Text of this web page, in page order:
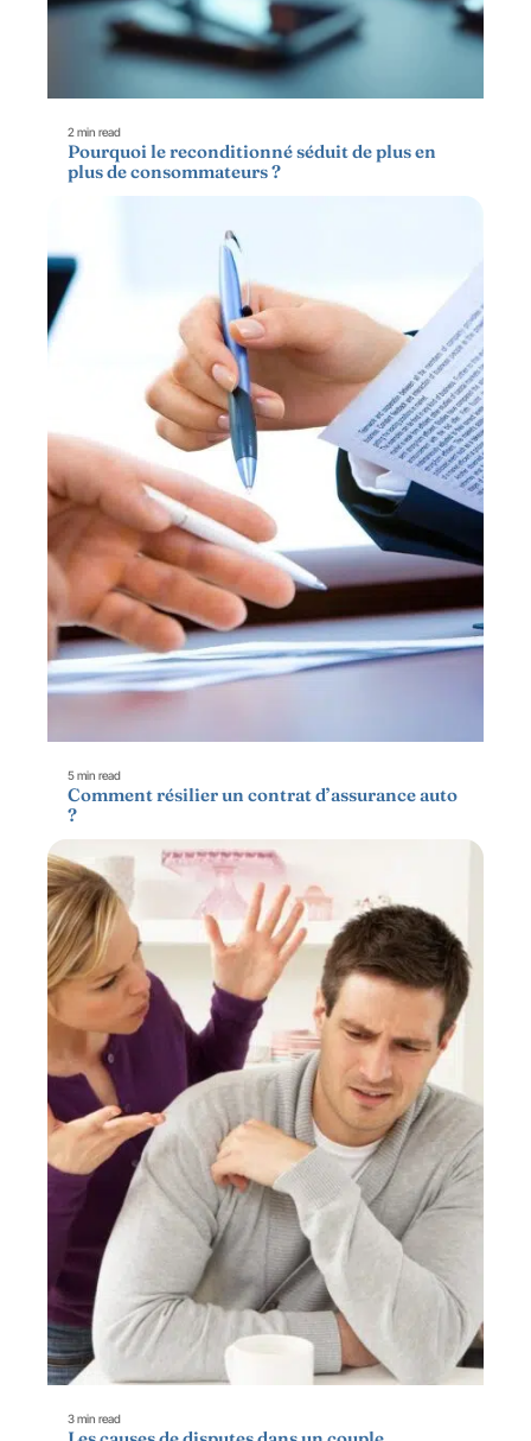
2 min read
Pourquoi le reconditionné séduit de plus en
plus de consommateurs ?
5 min read
Comment résilier un contrat d’assurance auto
?
3 min read